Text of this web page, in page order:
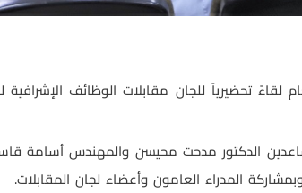
لقاءً تحضيرياً للجان مقابلات الوظائف
الدكتور مدحت محيسن والمهندس أسامة
المدراء العامون وأعضاء لجان المقابلات.